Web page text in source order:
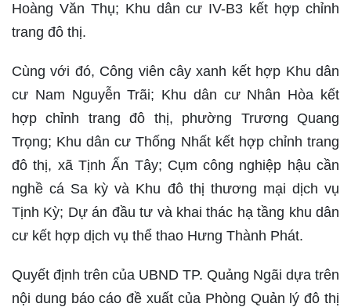
Hoàng Văn Thụ; Khu dân cư IV-B3 kết hợp chỉnh
trang đô thị.
Cùng với đó, Công viên cây xanh kết hợp Khu dân
cư Nam Nguyễn Trãi; Khu dân cư Nhân Hòa kết
hợp chỉnh trang đô thị, phường Trương Quang
Trọng; Khu dân cư Thống Nhất kết hợp chỉnh trang
đô thị, xã Tịnh Ấn Tây; Cụm công nghiệp hậu cần
nghề cá Sa kỳ và Khu đô thị thương mại dịch vụ
Tịnh Kỳ; Dự án đầu tư và khai thác hạ tầng khu dân
cư kết hợp dịch vụ thể thao Hưng Thành Phát.
Quyết định trên của UBND TP. Quảng Ngãi dựa trên
nội dung báo cáo đề xuất của Phòng Quản lý đô thị